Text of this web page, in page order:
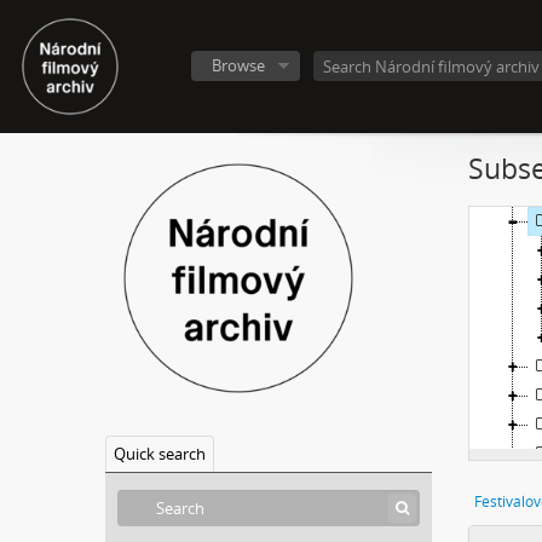
Browse
Quick search